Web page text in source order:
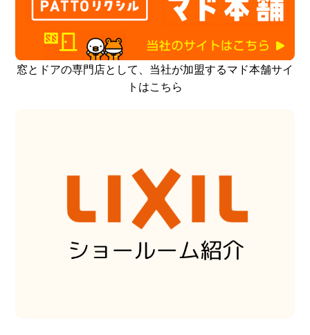
窓とドアの専門店として、当社が加盟するマド本舗サイ
トはこちら